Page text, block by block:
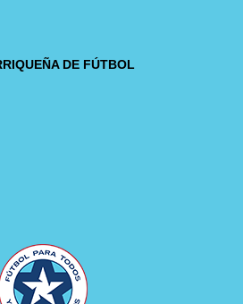
DE FÚTBOL